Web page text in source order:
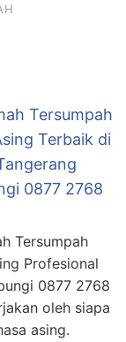
Tersumpah
Terbaik di
0877 2768
Tersumpah
Profesional
0877 2768
oleh siapa
asing.